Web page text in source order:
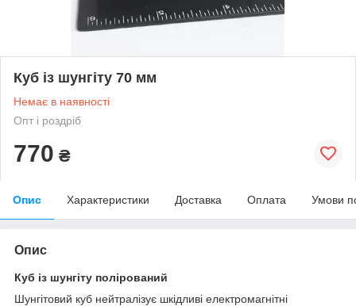
Куб із шунгіту 70 мм
Немає в наявності
Опт і роздріб
770 ₴
Опис Характеристики Доставка Оплата Умови
Опис
Куб із шунгіту полірований
Шунгітовий куб нейтралізує шкідливі електромагнітні